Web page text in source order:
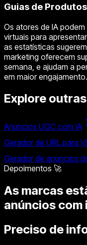
Guias de Produtos
Os atores de IA
virtuais para
as estatísticas
marketing oferecem
semana, e ajudam a
em maior engajamento.
Explore
Anúncios UGC com IA
Gerador de URL para
Gerador de anúncios
Depoimentos 🚀
As marcas
anúncios
Preciso de